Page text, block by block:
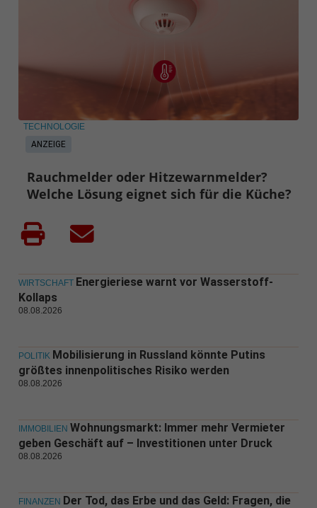
ANZEIGE
TECHNOLOGIE
Rauchmelder oder Hitzewarnmelder?
Welche Lösung eignet sich für die Küche?
WIRTSCHAFT Energieriese warnt vor Wasserstoff-
Kollaps
08.08.2026
POLITIK Mobilisierung in Russland könnte Putins
größtes innenpolitisches Risiko werden
08.08.2026
IMMOBILIEN Wohnungsmarkt: Immer mehr Vermieter
geben Geschäft auf – Investitionen unter Druck
08.08.2026
FINANZEN Der Tod, das Erbe und das Geld: Fragen, die